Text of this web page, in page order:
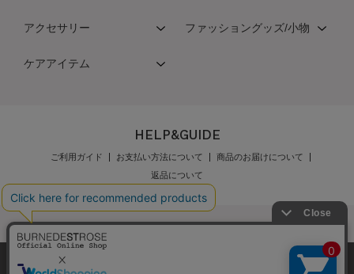
アクセサリー ファッショングッズ/小物
ケアアイテム
HELP&GUIDE
ご利用ガイド お支払い方法について
商品のお届けについて
返品について
弊社はCookieを利用し、Webの利便性向上に努め